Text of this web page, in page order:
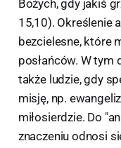
Bożych, gdy jakiś
15,10). Określenie
bezcielesne, które
posłańców. W tym
także ludzie, gdy
misję, np.
miłosierdzie. Do
znaczeniu odnosi